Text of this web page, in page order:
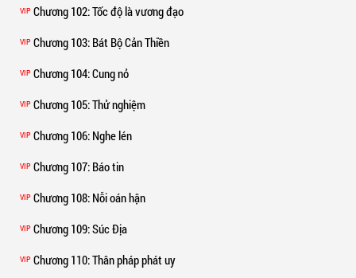
VIP Chương 102: Tốc độ là vương đạo
VIP Chương 103: Bát Bộ Cản Thiền
VIP Chương 104: Cung nỏ
VIP Chương 105: Thử nghiệm
VIP Chương 106: Nghe lén
VIP Chương 107: Báo tin
VIP Chương 108: Nỗi oán hận
VIP Chương 109: Súc Địa
VIP Chương 110: Thân pháp phát uy